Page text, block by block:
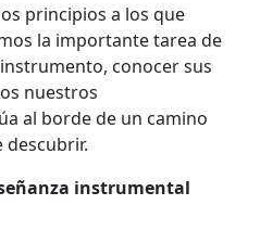
principios a los que
la importante tarea de
conocer sus
nuestros
al borde de un camino
descubrir.
instrumental